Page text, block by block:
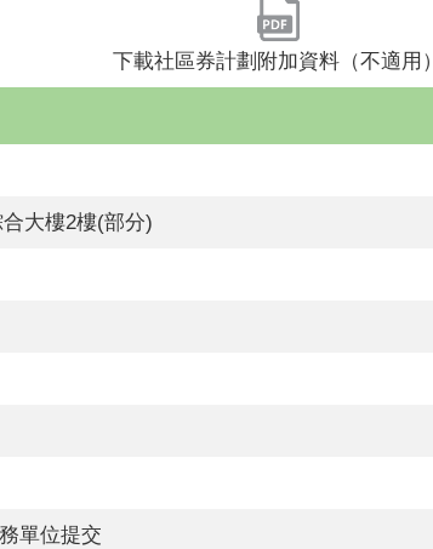
下載社區券計劃附加資料（不適用）
大樓2樓(部分)
單位提交